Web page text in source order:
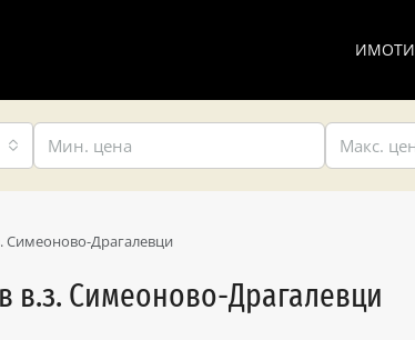
ИМОТИ
Симеоново-Драгалевци
в.з. Симеоново-Драгалевци